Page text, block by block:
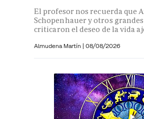
El profesor nos recuerda que
Schopenhauer y otros
criticaron el deseo de la vida
Almudena Martín | 08/08/2026